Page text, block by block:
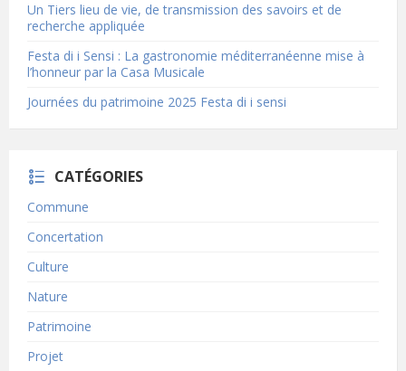
Un Tiers lieu de vie, de transmission des savoirs et de
recherche appliquée
Festa di i Sensi : La gastronomie méditerranéenne mise à
l’honneur par la Casa Musicale
Journées du patrimoine 2025 Festa di i sensi
CATÉGORIES
Commune
Concertation
Culture
Nature
Patrimoine
Projet